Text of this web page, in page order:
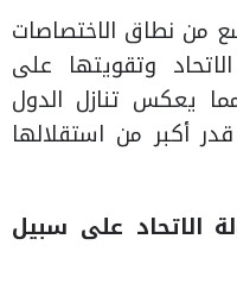
من نطاق الاختصاصات
وتقويتها على
يعكس تنازل الدول
أكبر من استقلالها
الاتحاد على سبيل